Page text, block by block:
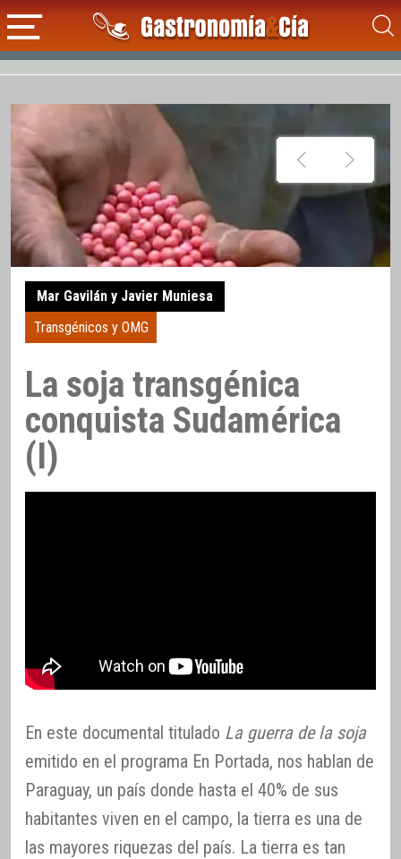
Mar Gavilán y Javier Muniesa
Transgénicos y OMG
La soja transgénica
conquista Sudamérica
(I)
En este documental titulado La guerra de la soja
emitido en el programa En Portada, nos hablan de
Paraguay, un país donde hasta el 40% de sus
habitantes viven en el campo, la tierra es una de
las mayores riquezas del país. La tierra es tan